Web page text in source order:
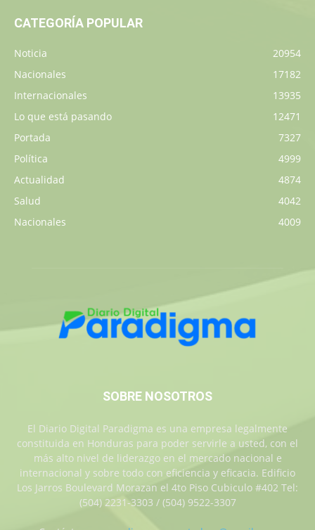
CATEGORÍA POPULAR
Noticia
20954
Nacionales
17182
Internacionales
13935
Lo que está pasando
12471
Portada
7327
Política
4999
Actualidad
4874
Salud
4042
Nacionales
4009
SOBRE NOSOTROS
El Diario Digital Paradigma es una empresa legalmente
constituida en Honduras para poder servirle a usted, con el
más alto nivel de liderazgo en el mercado nacional e
internacional y sobre todo con eficiencia y eficacia. Edificio
Los Jarros Boulevard Morazan el 4to Piso Cubiculo #402 Tel:
(504) 2231-3303 / (504) 9522-3307